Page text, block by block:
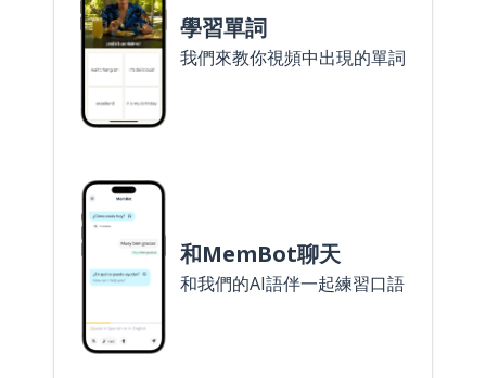
學習單詞
我們來教你視頻中出現的單詞
和MemBot聊天
和我們的AI語伴一起練習口語